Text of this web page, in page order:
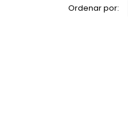
Ordenar por: